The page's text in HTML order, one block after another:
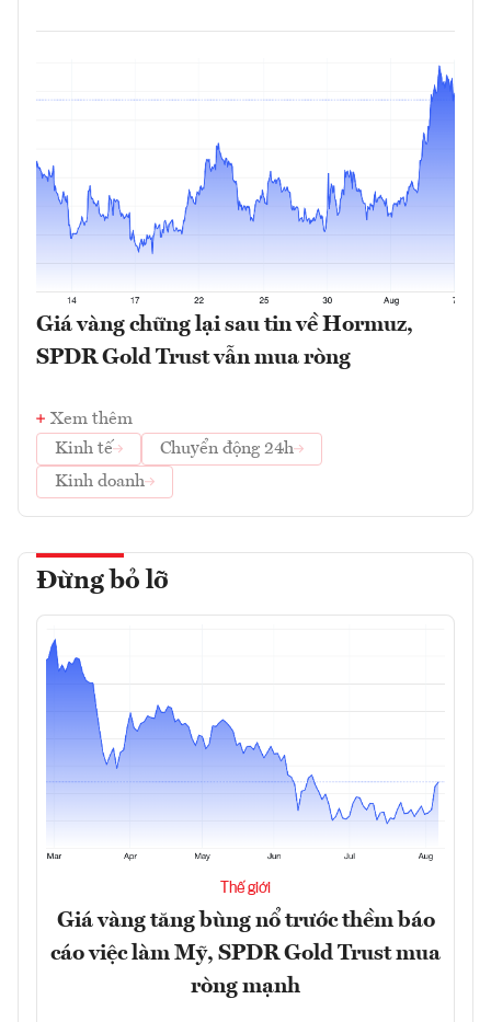
Giá vàng chững lại sau tin về Hormuz,
SPDR Gold Trust vẫn mua ròng
Xem thêm
Kinh tế
Chuyển động 24h
Kinh doanh
Đừng bỏ lỡ
Thế giới
Giá vàng tăng bùng nổ trước thềm báo
cáo việc làm Mỹ, SPDR Gold Trust mua
ròng mạnh